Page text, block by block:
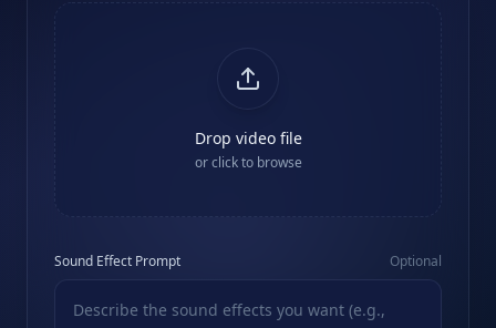
Drop video file
or click to browse
Sound Effect Prompt Optional